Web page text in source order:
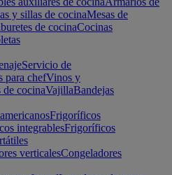
y sillas de cocinaMesas de
de cocinaCocinas
Servicio de
para chefVinos y
cocinaVajillaBandejas
Frigoríficos
integrablesFrigoríficos
verticalesCongeladores